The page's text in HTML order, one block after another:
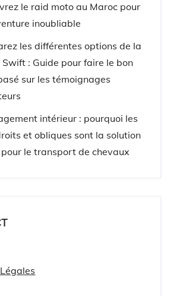
le raid moto au Maroc pour
inoubliable
les différentes options de la
Swift : Guide pour faire le bon
sur les témoignages
intérieur : pourquoi les
et obliques sont la solution
le transport de chevaux